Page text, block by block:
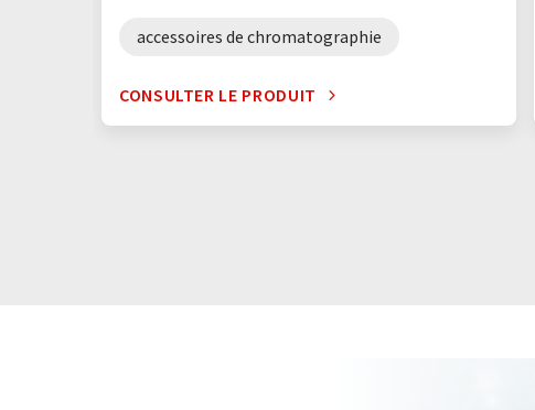
accessoires de chromatographie
CONSULTER LE PRODUIT